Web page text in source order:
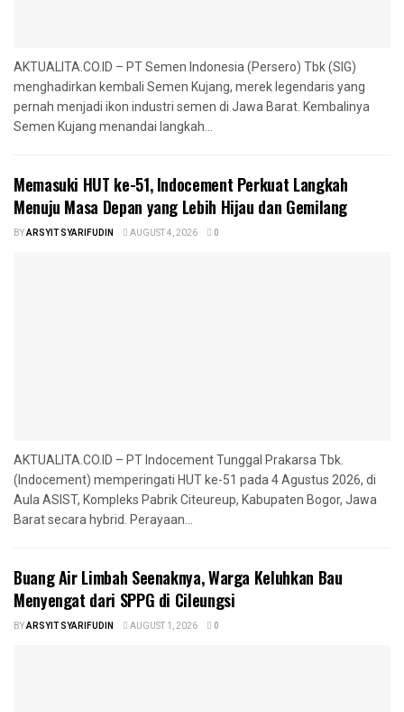
AKTUALITA.CO.ID – PT Semen Indonesia (Persero) Tbk (SIG)
menghadirkan kembali Semen Kujang, merek legendaris yang
pernah menjadi ikon industri semen di Jawa Barat. Kembalinya
Semen Kujang menandai langkah...
Memasuki HUT ke-51, Indocement Perkuat Langkah
Menuju Masa Depan yang Lebih Hijau dan Gemilang
BYARSYIT SYARIFUDIN AUGUST 4, 2026 0
AKTUALITA.CO.ID – PT Indocement Tunggal Prakarsa Tbk.
(Indocement) memperingati HUT ke-51 pada 4 Agustus 2026, di
Aula ASIST, Kompleks Pabrik Citeureup, Kabupaten Bogor, Jawa
Barat secara hybrid. Perayaan...
‎Buang Air Limbah Seenaknya, Warga Keluhkan Bau
Menyengat dari SPPG di Cileungsi
BYARSYIT SYARIFUDIN AUGUST 1, 2026 0